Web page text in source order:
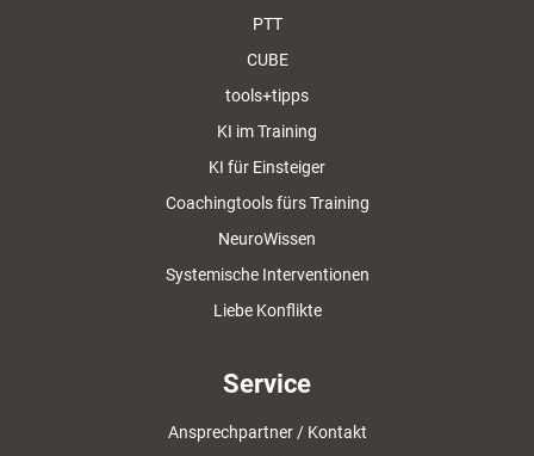
PTT
CUBE
tools+tipps
KI im Training
KI für Einsteiger
Coachingtools fürs Training
NeuroWissen
Systemische Interventionen
Liebe Konflikte
Service
Ansprechpartner / Kontakt